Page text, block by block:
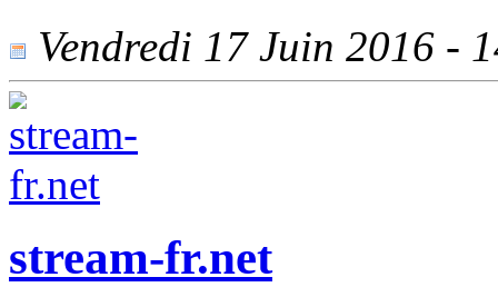
Vendredi 17 Juin 2016 -
stream-fr.net